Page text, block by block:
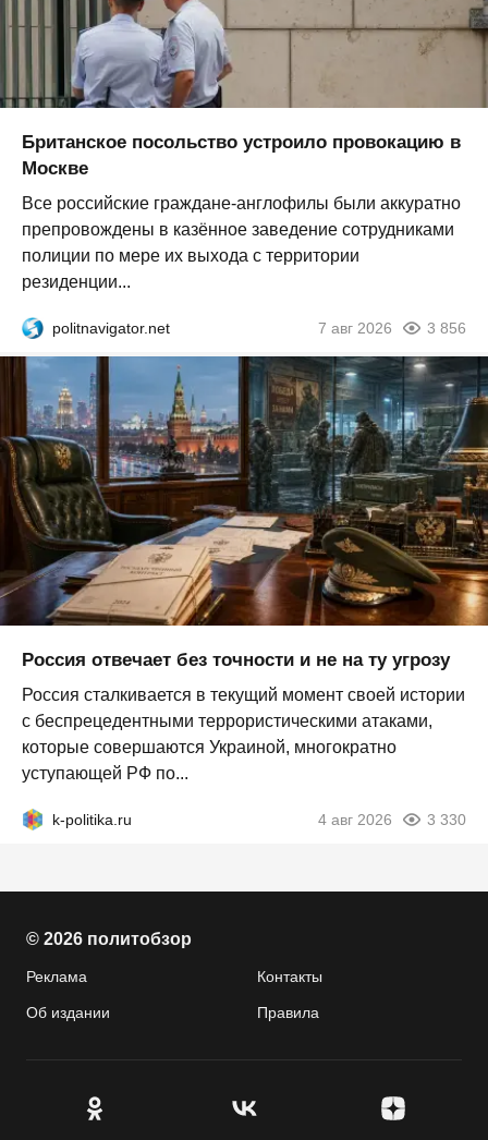
Британское посольство устроило провокацию в
Москве
Все российские граждане-англофилы были аккуратно
препровождены в казённое заведение сотрудниками
полиции по мере их выхода с территории
резиденции...
politnavigator.net 7 авг 2026 3 856
Россия отвечает без точности и не на ту угрозу
Россия сталкивается в текущий момент своей истории
с беспрецедентными террористическими атаками,
которые совершаются Украиной, многократно
уступающей РФ по...
k-politika.ru 4 авг 2026 3 330
© 2026 политобзор
Реклама Контакты
Об издании Правила